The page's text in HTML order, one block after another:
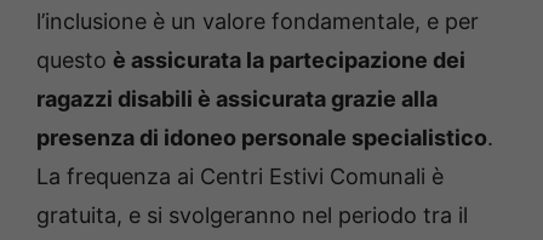
l’inclusione è un valore fondamentale, e per
questo è assicurata la partecipazione dei
ragazzi disabili è assicurata grazie alla
presenza di idoneo personale specialistico.
La frequenza ai Centri Estivi Comunali è
gratuita, e si svolgeranno nel periodo tra il